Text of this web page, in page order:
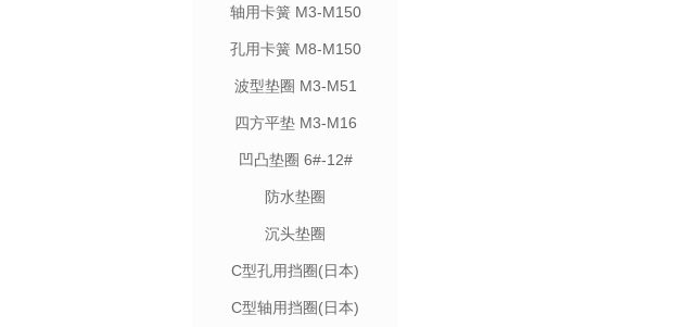
轴用卡簧 M3-M150
孔用卡簧 M8-M150
波型垫圈 M3-M51
四方平垫 M3-M16
凹凸垫圈 6#-12#
防水垫圈
沉头垫圈
C型孔用挡圈(日本)
C型轴用挡圈(日本)